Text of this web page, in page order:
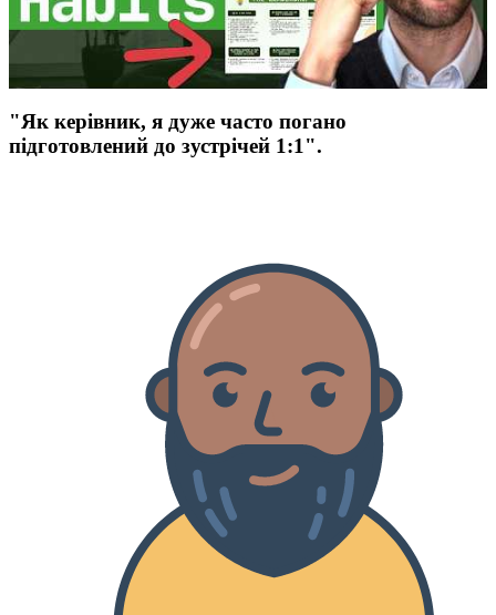
"Як керівник, я дуже часто погано
підготовлений до зустрічей 1:1".